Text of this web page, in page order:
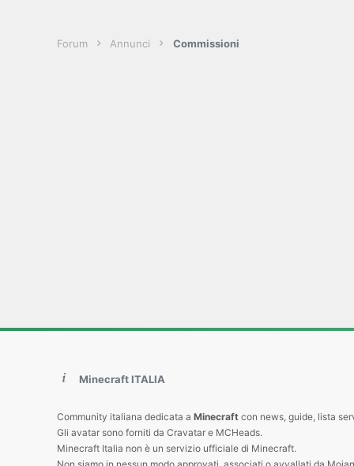
Forum Annunci Commissioni
Minecraft ITALIA
Community italiana dedicata a Minecraft con news, guide, lista
Gli avatar sono forniti da Cravatar e MCHeads.
Minecraft Italia non è un servizio ufficiale di Minecraft.